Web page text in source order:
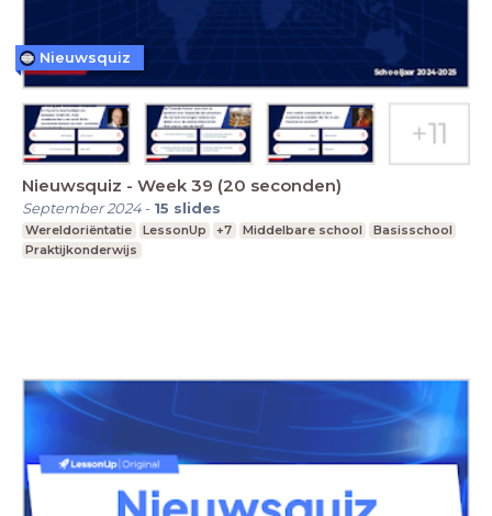
Nieuwsquiz - Week 39 (20 seconden)
September 2024- 15 slides
Wereldoriëntatie LessonUp +7 Middelbare school
Basisschool
Praktijkonderwijs
Nieuwsquiz